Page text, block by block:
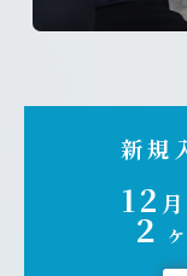
新規
12 月
２